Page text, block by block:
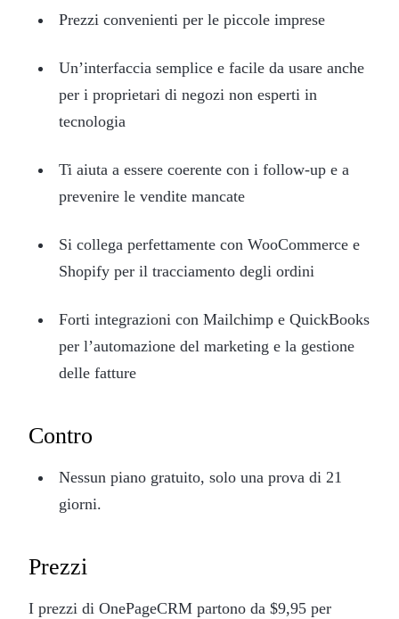
Prezzi convenienti per le piccole imprese
Un’interfaccia semplice e facile da usare anche
per i proprietari di negozi non esperti in
tecnologia
Ti aiuta a essere coerente con i follow-up e a
prevenire le vendite mancate
Si collega perfettamente con WooCommerce e
Shopify per il tracciamento degli ordini
Forti integrazioni con Mailchimp e QuickBooks
per l’automazione del marketing e la gestione
delle fatture
Contro
Nessun piano gratuito, solo una prova di 21
giorni.
Prezzi
I prezzi di OnePageCRM partono da $9,95 per